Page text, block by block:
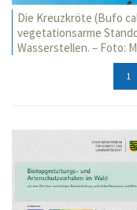
Die Kreuzkröte (Bufo
vegetationsarme
Wasserstellen. – Foto:
1